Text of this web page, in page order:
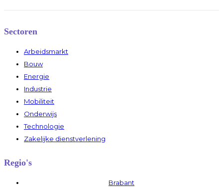
Sectoren
Arbeidsmarkt
Bouw
Energie
Industrie
Mobiliteit
Onderwijs
Technologie
Zakelijke dienstverlening
Regio's
Brabant